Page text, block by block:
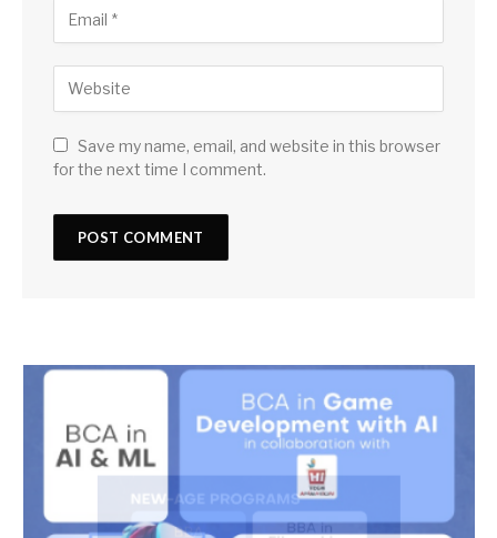
Save my name, email, and website in this browser
for the next time I comment.